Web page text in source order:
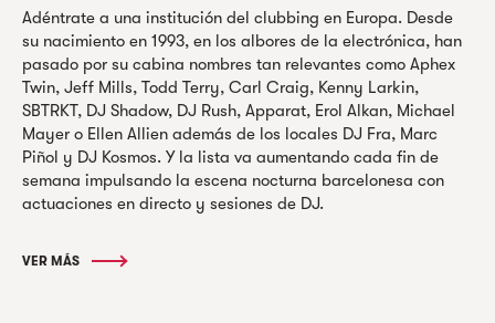
Adéntrate a una institución del clubbing en Europa. Desde
su nacimiento en 1993, en los albores de la electrónica, han
pasado por su cabina nombres tan relevantes como Aphex
Twin, Jeff Mills, Todd Terry, Carl Craig, Kenny Larkin,
SBTRKT, DJ Shadow, DJ Rush, Apparat, Erol Alkan, Michael
Mayer o Ellen Allien además de los locales DJ Fra, Marc
Piñol y DJ Kosmos. Y la lista va aumentando cada fin de
semana impulsando la escena nocturna barcelonesa con
actuaciones en directo y sesiones de DJ.
VER MÁS